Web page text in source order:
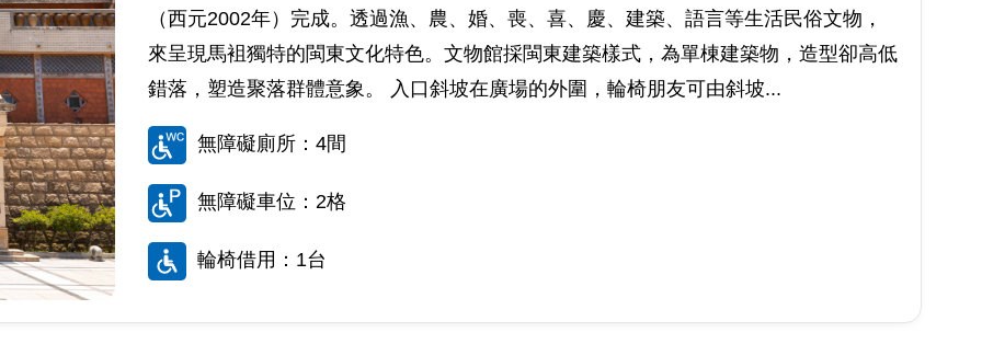
（西元2002年）完成。透過漁、農、婚、喪、喜、慶、建築、語言等生活民俗文物，
來呈現馬袓獨特的閩東文化特色。文物館採閩東建築樣式，為單棟建築物，造型卻高低
錯落，塑造聚落群體意象。 入口斜坡在廣場的外圍，輪椅朋友可由斜坡...
無障礙廁所：4間
無障礙車位：2格
輪椅借用：1台